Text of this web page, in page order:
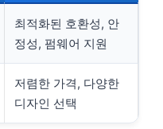
최적화된 호환성, 안
정성, 펌웨어 지원
저렴한 가격, 다양한
디자인 선택